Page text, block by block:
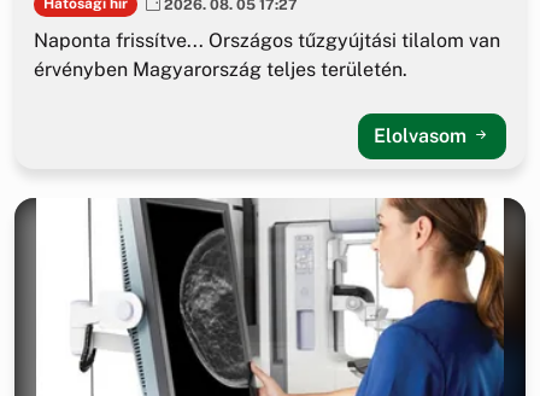
Hatósági hír 2026. 08. 05 17:27
Naponta frissítve... Országos tűzgyújtási tilalom van
érvényben Magyarország teljes területén.
Elolvasom